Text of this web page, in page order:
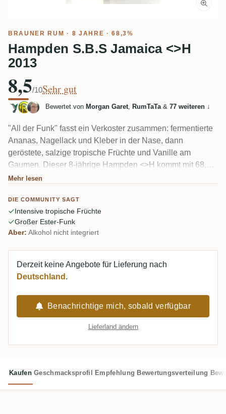
BRAUNER RUM · 8 JAHRE · 68,3%
Hampden S.B.S Jamaica <>H
2013
8,5/10Sehr gut
Bewertet von Morgan Garet, RumTaTa& 77 weiteren ↓
"All der Funk" fasst ein Verkoster zusammen: fermentierte
Ananas, Nagellack und Kleber in der Nase, dann
geröstete, salzige tropische Früchte und Vanille am
Gaumen. Dieser 8-jährige Hampden <>H kommt mit 68,3
% heiß und schwer daher, und die meisten sind sich einig,
expressiv, unverkennbar Hampden.
Mehr lesen
DIE COMMUNITY SAGT
Intensive tropische Früchte
Großer Ester-Funk
Aber: Alkohol nicht integriert
Derzeit keine Angebote für Lieferung nach
Deutschland .
Benachrichtige mich, sobald verfügbar
Lieferland ändern
Kaufen Geschmacksprofil Empfehlung Bewertungsverteilung